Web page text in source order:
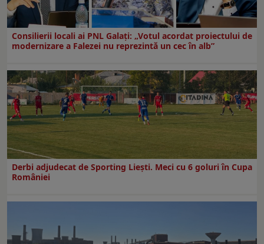
Consilierii locali ai PNL Galaţi: „Votul acordat proiectului de
modernizare a Falezei nu reprezintă un cec în alb”
Derbi adjudecat de Sporting Liești. Meci cu 6 goluri în Cupa
României